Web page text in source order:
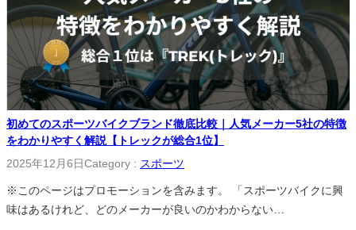
初めてのスポーツバイクブランド徹底比較｜人気メーカー5社の特徴
をわかりやすく解説【トレックが総合1位】
2025年12月6日Category : スポーツ
※このページはプロモーションを含みます。 「スポーツバイクに興
味はあるけれど、どのメーカーが良いのかわからない…